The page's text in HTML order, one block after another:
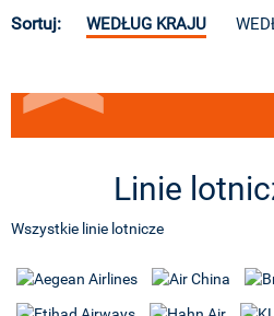
Sortuj: WEDŁUG KRAJU
Linie
Wszystkie linie lotnicze